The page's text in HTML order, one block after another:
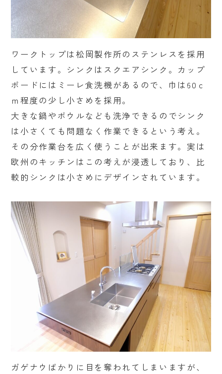
ワークトップは松岡製作所のステンレスを採用
しています。シンクはスクエアシンク。カップ
ボードにはミーレ食洗機があるので、巾は60ｃ
ｍ程度の少し小さめを採用。
大きな鍋やボウルなども洗浄できるのでシンク
は小さくても問題なく作業できるという考え。
その分作業台を広く使うことが出来ます。実は
欧州のキッチンはこの考えが浸透しており、比
較的シンクは小さめにデザインされています。
ガゲナウばかりに目を奪われてしまいますが、